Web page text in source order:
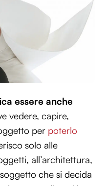
essere anche
vedere, capire,
per poterlo
solo alle
all’architettura,
che si decida